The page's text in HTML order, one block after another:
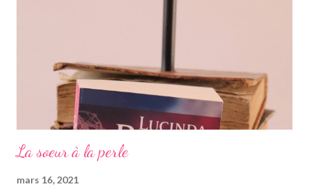
également par Marina, appelée Ma, leur gouvernante/nounou
La soeur à la perle
mars 16, 2021